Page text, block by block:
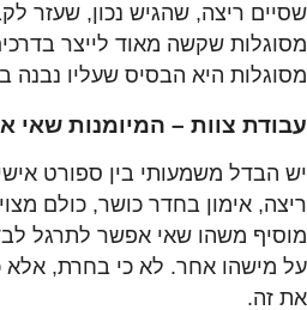
שסיים ריצה, שהגיש נכון, שעזר
מסוגלות שקשה מאוד לייצר
מסוגלות היא הבסיס שעליו נבנה
עבודת צוות – המיומנות שאי
יש הבדל משמעותי בין ספורט
ריצה, אימון בחדר כושר, כולם
מוסיף משהו שאי אפשר לתרגל
על מישהו אחר. לא כי בחרת,
את זה.